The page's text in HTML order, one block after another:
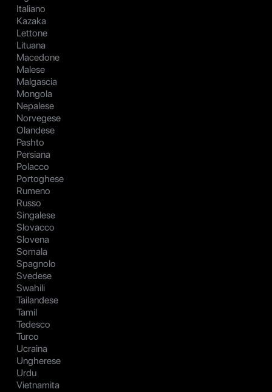
Italiano
Kazaka
Lettone
Lituana
Macedone
Malese
Malgascia
Mongola
Nepalese
Norvegese
Olandese
Pashto
Persiana
Polacco
Portoghese
Rumeno
Russo
Singalese
Slovacco
Slovena
Somala
Spagnolo
Svedese
Swahili
Tailandese
Tamil
Tedesco
Turco
Ucraina
Ungherese
Urdu
Vietnamita